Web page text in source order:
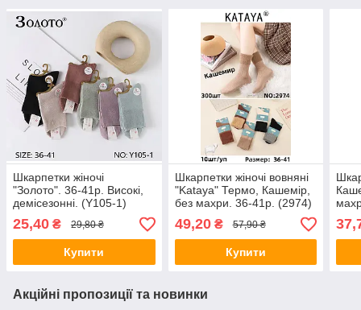
Шкарпетки жіночі
"Золото". 36-41р. Високі,
демісезонні. (Y105-1)
25,40 ₴ 29,80 ₴
Купити
Шкарпетки жіночі вовняні
"Kataya" Термо, Кашемір,
без махри. 36-41р. (2974)
49,20₴ 57,90 ₴
Купити
Акційні пропозиції та новинки